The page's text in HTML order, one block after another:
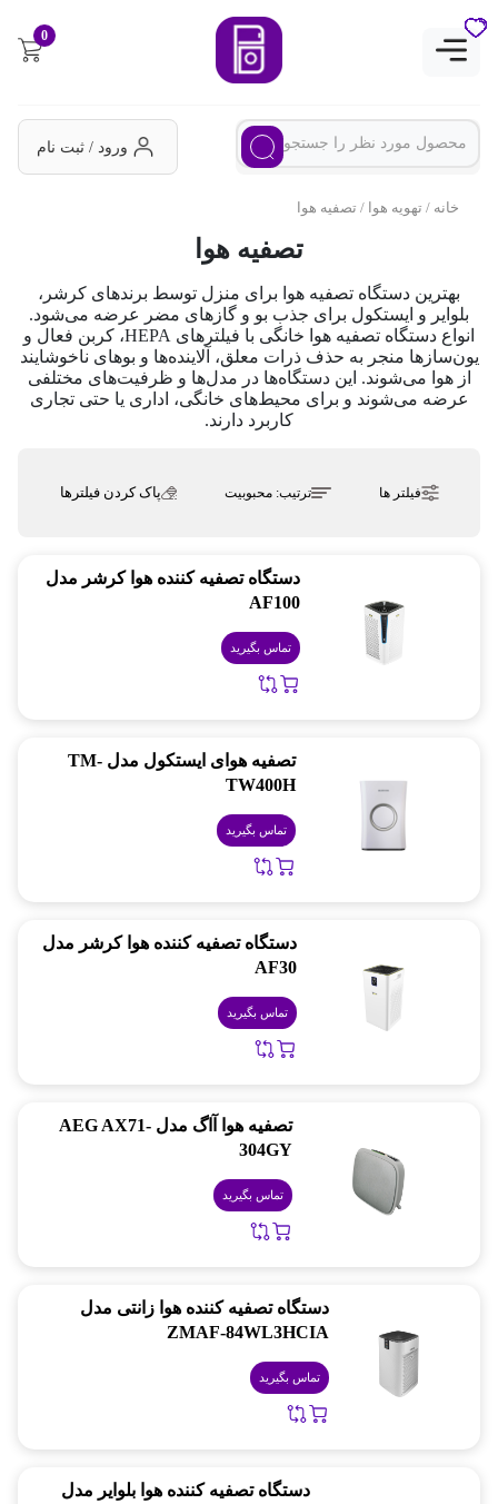
0
ورود / ثبت نام
خانه / تهویه هوا / تصفیه هوا
تصفیه هوا
بهترین دستگاه تصفیه هوا برای منزل توسط برندهای کرشر،
بلوایر و ایستکول برای جذب بو و گازهای مضر عرضه می‌شود.
انواع دستگاه تصفیه هوا خانگی با فیلترهای HEPA، کربن فعال و
یون‌سازها منجر به حذف ذرات معلق، آلاینده‌ها و بوهای ناخوشایند
از هوا می‌شوند. این دستگاه‌ها در مدل‌ها و ظرفیت‌های مختلفی
عرضه می‌شوند و برای محیط‌های خانگی، اداری یا حتی تجاری
کاربرد دارند.
فیلتر ها ترتیب:محبوبیت پاک کردن فیلترها
دستگاه تصفیه کننده هوا کرشر مدل
AF100
تماس بگیرید
تصفیه هوای ایستکول مدل TM-
TW400H
تماس بگیرید
دستگاه تصفیه کننده هوا کرشر مدل
AF30
تماس بگیرید
تصفیه هوا آاگ مدل AEG AX71-
304GY
تماس بگیرید
دستگاه تصفیه کننده هوا زانتی مدل
ZMAF-84WL3HCIA
تماس بگیرید
دستگاه تصفیه کننده هوا بلوایر مدل